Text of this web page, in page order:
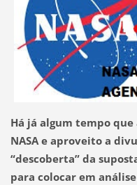
Há já algum tempo
NASA e aproveito a
“descoberta” da
para colocar em